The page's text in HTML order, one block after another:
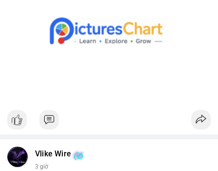
hành động theo cảm xúc. Nếu chuyển sang ví lạnh, đây là tín
hiệu tích cực cho xu hướng dài hạn.
Vlike Wire
3 giờ